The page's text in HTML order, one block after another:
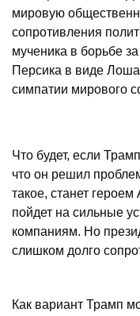
мировую
сопротивления
мученика в борьбе
Персика в виде
симпатии мирового
Что будет, если
что он решил
такое, станет
пойдет на сильные
компаниям. Но
слишком долго
Как вариант Трамп